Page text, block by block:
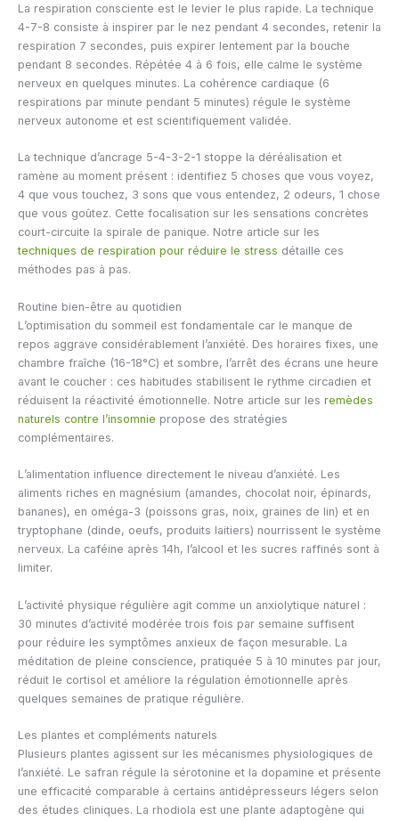
La respiration consciente est le levier le plus rapide. La technique
4-7-8 consiste à inspirer par le nez pendant 4 secondes, retenir la
respiration 7 secondes, puis expirer lentement par la bouche
pendant 8 secondes. Répétée 4 à 6 fois, elle calme le système
nerveux en quelques minutes. La cohérence cardiaque (6
respirations par minute pendant 5 minutes) régule le système
nerveux autonome et est scientifiquement validée.
La technique d’ancrage 5-4-3-2-1 stoppe la déréalisation et
ramène au moment présent : identifiez 5 choses que vous voyez,
4 que vous touchez, 3 sons que vous entendez, 2 odeurs, 1 chose
que vous goûtez. Cette focalisation sur les sensations concrètes
court-circuite la spirale de panique. Notre article sur les
techniques de respiration pour réduire le stress détaille ces
méthodes pas à pas.
Routine bien-être au quotidien
L’optimisation du sommeil est fondamentale car le manque de
repos aggrave considérablement l’anxiété. Des horaires fixes, une
chambre fraîche (16-18°C) et sombre, l’arrêt des écrans une heure
avant le coucher : ces habitudes stabilisent le rythme circadien et
réduisent la réactivité émotionnelle. Notre article sur les remèdes
naturels contre l’insomnie propose des stratégies
complémentaires.
L’alimentation influence directement le niveau d’anxiété. Les
aliments riches en magnésium (amandes, chocolat noir, épinards,
bananes), en oméga-3 (poissons gras, noix, graines de lin) et en
tryptophane (dinde, oeufs, produits laitiers) nourrissent le système
nerveux. La caféine après 14h, l’alcool et les sucres raffinés sont à
limiter.
L’activité physique régulière agit comme un anxiolytique naturel :
30 minutes d’activité modérée trois fois par semaine suffisent
pour réduire les symptômes anxieux de façon mesurable. La
méditation de pleine conscience, pratiquée 5 à 10 minutes par jour,
réduit le cortisol et améliore la régulation émotionnelle après
quelques semaines de pratique régulière.
Les plantes et compléments naturels
Plusieurs plantes agissent sur les mécanismes physiologiques de
l’anxiété. Le safran régule la sérotonine et la dopamine et présente
une efficacité comparable à certains antidépresseurs légers selon
des études cliniques. La rhodiola est une plante adaptogène qui